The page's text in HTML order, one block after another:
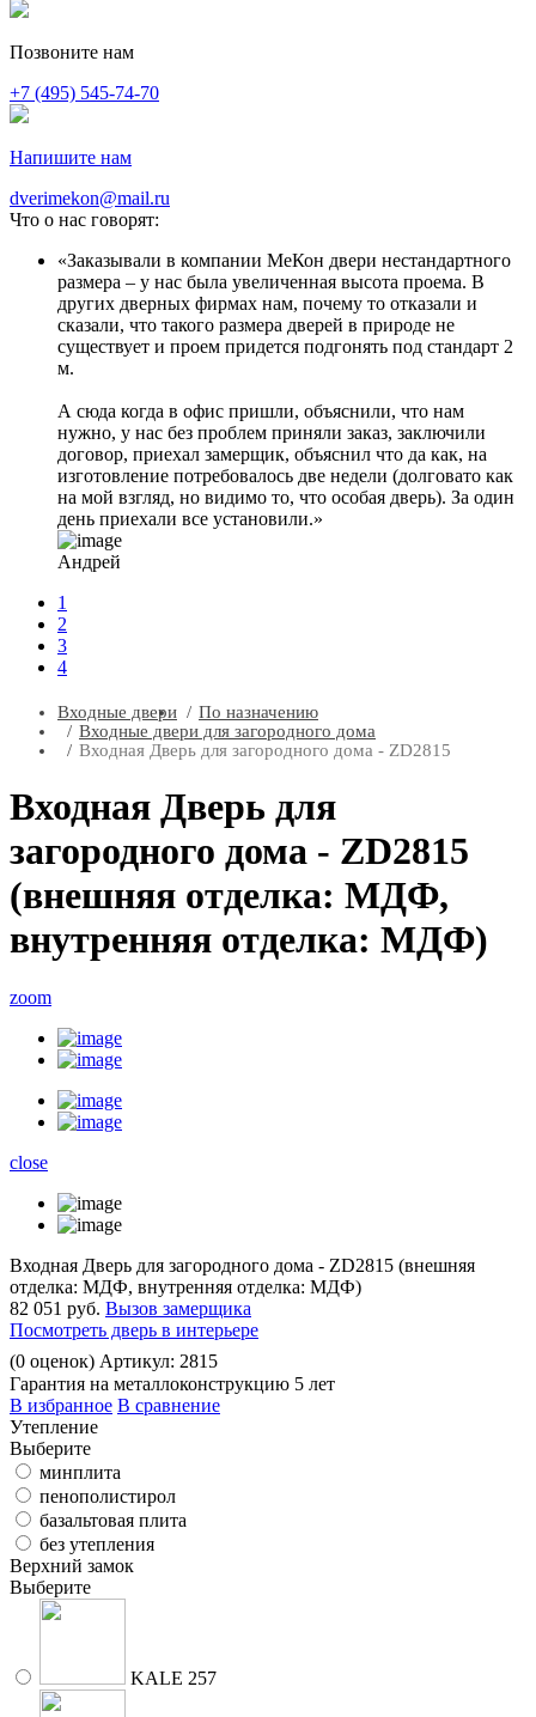
Позвоните нам
+7 (495) 545-74-70
Напишите нам
dverimekon@mail.ru
Что о нас говорят:
Заказывали в компании МеКон двери нестандартного
размера – у нас была увеличенная высота проема. В
других дверных фирмах нам, почему то отказали и
сказали, что такого размера дверей в природе не
существует и проем придется подгонять под стандарт 2
м.
А сюда когда в офис пришли, объяснили, что нам
нужно, у нас без проблем приняли заказ, заключили
договор, приехал замерщик, объяснил что да как, на
изготовление потребовалось две недели (долговато как
на мой взгляд, но видимо то, что особая дверь). За один
день приехали все установили.
Андрей
1
2
3
4
Входные двери
По назначению
Входные двери для загородного дома
Входная Дверь для загородного дома - ZD2815
Входная Дверь для
загородного дома - ZD2815
(внешняя отделка: МДФ,
внутренняя отделка: МДФ)
zoom
close
Входная Дверь для загородного дома - ZD2815 (внешняя
отделка: МДФ, внутренняя отделка: МДФ)
82 051 руб. Вызов замерщика
Посмотреть дверь в интерьере
(0 оценок) Артикул: 2815
Гарантия на металлоконструкцию 5 лет
В избранное В сравнение
Утепление
Выберите
минплита
пенополистирол
базальтовая плита
без утепления
Верхний замок
Выберите
KALE 257